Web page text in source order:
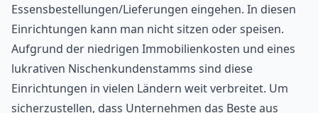
Essensbestellungen/Lieferungen eingehen. In diesen
Einrichtungen kann man nicht sitzen oder speisen.
Aufgrund der niedrigen Immobilienkosten und eines
lukrativen Nischenkundenstamms sind diese
Einrichtungen in vielen Ländern weit verbreitet. Um
sicherzustellen, dass Unternehmen das Beste aus